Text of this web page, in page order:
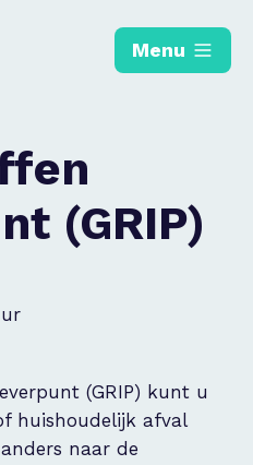
Menu
(GRIP)
(GRIP) kunt u
huishoudelijk afval
naar de